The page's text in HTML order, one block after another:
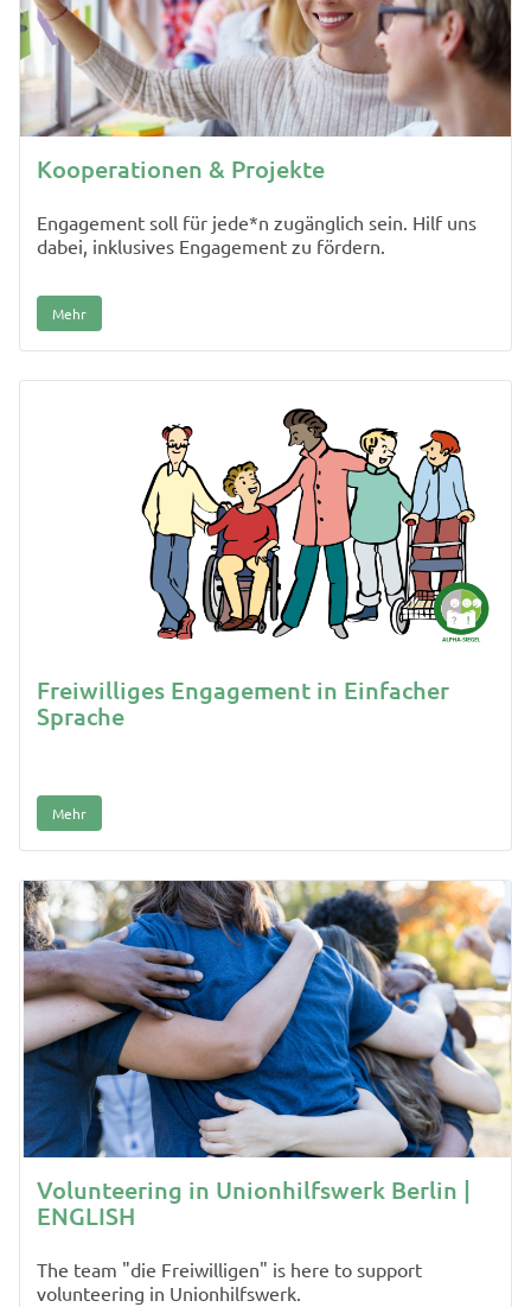
Kooperationen & Projekte
Engagement soll für jede*n zugänglich sein. Hilf uns
dabei, inklusives Engagement zu fördern.
Mehr
Freiwilliges Engagement in Einfacher
Sprache
Mehr
Volunteering in Unionhilfswerk Berlin |
ENGLISH
The team "die Freiwilligen" is here to support
volunteering in Unionhilfswerk.